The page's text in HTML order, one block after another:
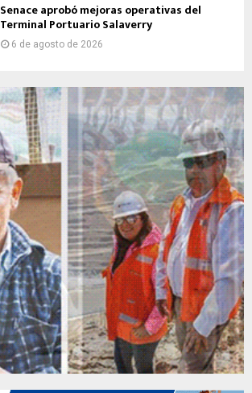
Senace aprobó mejoras operativas del
Terminal Portuario Salaverry
6 de agosto de 2026